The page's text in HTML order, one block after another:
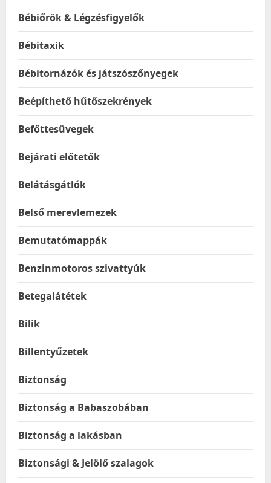
Bébiőrök & Légzésfigyelők
Bébitaxik
Bébitornázók és játszószőnyegek
Beépíthető hűtőszekrények
Befőttesüvegek
Bejárati előtetők
Belátásgátlók
Belső merevlemezek
Bemutatómappák
Benzinmotoros szivattyúk
Betegalátétek
Bilik
Billentyűzetek
Biztonság
Biztonság a Babaszobában
Biztonság a lakásban
Biztonsági & Jelölő szalagok